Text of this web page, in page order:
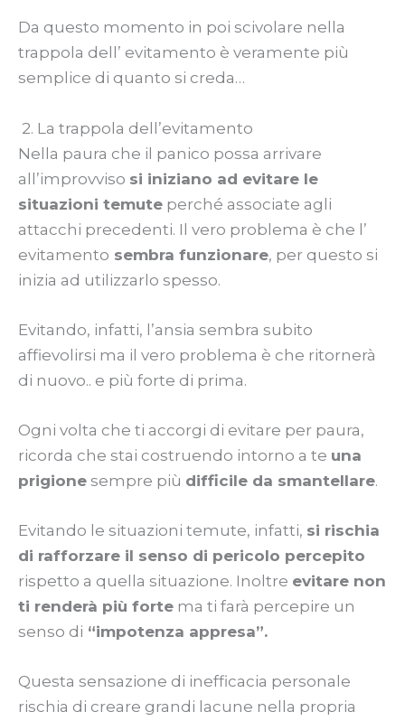
Da questo momento in poi scivolare nella
trappola dell’ evitamento è veramente più
semplice di quanto si creda…
2. La trappola dell’evitamento
Nella paura che il panico possa arrivare
all’improvviso si iniziano ad evitare le
situazioni temute perché associate agli
attacchi precedenti. Il vero problema è che l’
evitamento sembra funzionare, per questo si
inizia ad utilizzarlo spesso.
Evitando, infatti, l’ansia sembra subito
affievolirsi ma il vero problema è che ritornerà
di nuovo.. e più forte di prima.
Ogni volta che ti accorgi di evitare per paura,
ricorda che stai costruendo intorno a te una
prigione sempre più difficile da smantellare.
Evitando le situazioni temute, infatti, si rischia
di rafforzare il senso di pericolo percepito
rispetto a quella situazione. Inoltre evitare non
ti renderà più forte ma ti farà percepire un
senso di “impotenza appresa”.
Questa sensazione di inefficacia personale
rischia di creare grandi lacune nella propria